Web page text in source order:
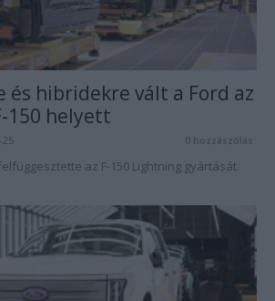
és hibridekre vált a Ford az
150 helyett
25 0 hozzászólás
az F-150 Lightning gyártását.